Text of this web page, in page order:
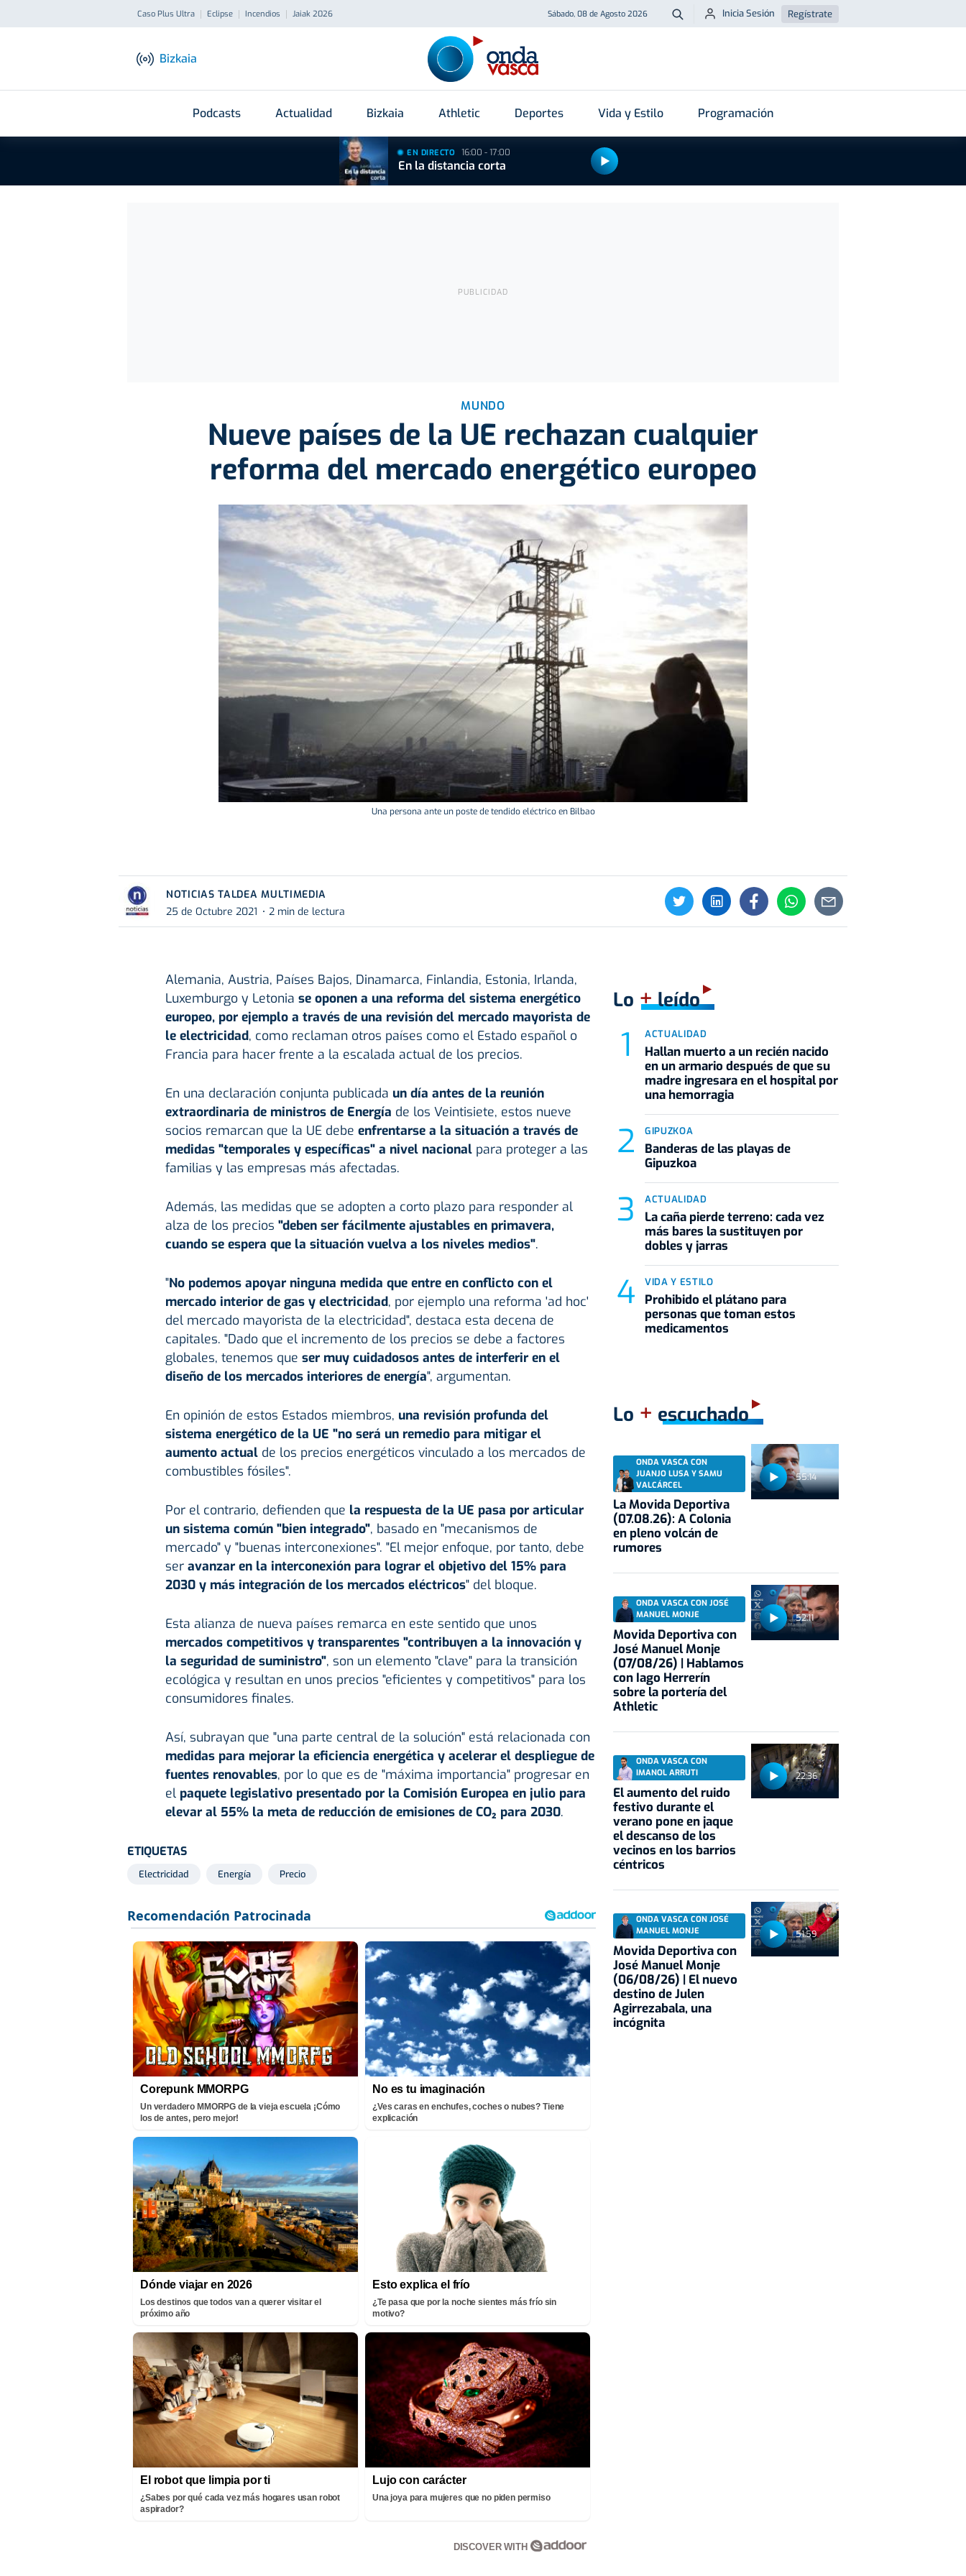
Caso Plus Ultra Eclipse Incendios Jaiak 2026 Sábado, 08 de Agosto 2026 Buscar
Inicia Sesión Regístrate
Bizkaia
Podcasts Actualidad Bizkaia Athletic Deportes Vida y Estilo Programación
EN DIRECTO 16:00 - 17:00
En la distancia corta
MUNDO
Nueve países de la UE rechazan cualquier
reforma del mercado energético europeo
Una persona ante un poste de tendido eléctrico en Bilbao
NOTICIAS TALDEA MULTIMEDIA
25 de Octubre 2021
2 min de lectura
Alemania, Austria, Países Bajos, Dinamarca, Finlandia, Estonia, Irlanda,
Luxemburgo y Letonia se oponen a una reforma del sistema energético
europeo, por ejemplo a través de una revisión del mercado mayorista de
le electricidad, como reclaman otros países como el Estado español o
Francia para hacer frente a la escalada actual de los precios.
En una declaración conjunta publicada un día antes de la reunión
extraordinaria de ministros de Energía de los Veintisiete, estos nueve
socios remarcan que la UE debe enfrentarse a la situación a través de
medidas "temporales y específicas" a nivel nacionalpara proteger a las
familias y las empresas más afectadas.
Además, las medidas que se adopten a corto plazo para responder al
alza de los precios "deben ser fácilmente ajustables en primavera,
cuando se espera que la situación vuelva a los niveles medios".
"No podemos apoyar ninguna medida que entre en conflicto con el
mercado interior de gas y electricidad, por ejemplo una reforma 'ad hoc'
del mercado mayorista de la electricidad", destaca esta decena de
capitales. "Dado que el incremento de los precios se debe a factores
globales, tenemos que ser muy cuidadosos antes de interferir en el
diseño de los mercados interiores de energía", argumentan.
En opinión de estos Estados miembros, una revisión profunda del
sistema energético de la UE "no será un remedio para mitigar el
aumento actualde los precios energéticos vinculado a los mercados de
combustibles fósiles".
Por el contrario, defienden que la respuesta de la UE pasa por articular
un sistema común "bien integrado", basado en "mecanismos de
mercado" y "buenas interconexiones". "El mejor enfoque, por tanto, debe
ser avanzar en la interconexión para lograr el objetivo del 15% para
2030 y más integración de los mercados eléctricos" del bloque.
Esta alianza de nueva países remarca en este sentido que unos
mercados competitivos y transparentes "contribuyen a la innovación y
la seguridad de suministro", son un elemento "clave" para la transición
ecológica y resultan en unos precios "eficientes y competitivos" para los
consumidores finales.
Así, subrayan que "una parte central de la solución" está relacionada con
medidas para mejorar la eficiencia energética y acelerar el despliegue de
fuentes renovables, por lo que es de "máxima importancia" progresar en
el paquete legislativo presentado por la Comisión Europea en julio para
elevar al 55% la meta de reducción de emisiones de CO₂ para 2030.
ETIQUETAS
Electricidad Energía Precio
Corepunk MMORPG
Un verdadero MMORPG de la vieja escuela ¡Cómo
los de antes, pero mejor!
No es tu imaginación
¿Ves caras en enchufes, coches o nubes? Tiene
explicación
Dónde viajar en 2026
Los destinos que todos van a querer visitar el
próximo año
Esto explica el frío
¿Te pasa que por la noche sientes más frío sin
motivo?
El robot que limpia por ti
¿Sabes por qué cada vez más hogares usan robot
aspirador?
Lujo con carácter
Una joya para mujeres que no piden permiso
DISCOVER WITH
Lo +leído
ACTUALIDAD
Hallan muerto a un recién nacido
en un armario después de que su
madre ingresara en el hospital por
una hemorragia
GIPUZKOA
Banderas de las playas de
Gipuzkoa
ACTUALIDAD
La caña pierde terreno: cada vez
más bares la sustituyen por
dobles y jarras
VIDA Y ESTILO
Prohibido el plátano para
personas que toman estos
medicamentos
Lo + escuchado
55:14
ONDA VASCA CON
JUANJO LUSA Y SAMU
VALCÁRCEL
La Movida Deportiva
(07.08.26): A Colonia
en pleno volcán de
rumores
52:11
ONDA VASCA CON JOSÉ
MANUEL MONJE
Movida Deportiva con
José Manuel Monje
(07/08/26) | Hablamos
con Iago Herrerín
sobre la portería del
Athletic
22:36
ONDA VASCA CON
IMANOL ARRUTI
El aumento del ruido
festivo durante el
verano pone en jaque
el descanso de los
vecinos en los barrios
céntricos
51:59
ONDA VASCA CON JOSÉ
MANUEL MONJE
Movida Deportiva con
José Manuel Monje
(06/08/26) | El nuevo
destino de Julen
Agirrezabala, una
incógnita